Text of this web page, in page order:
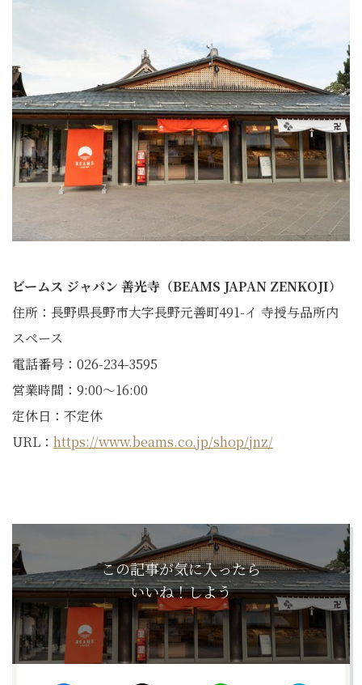
ビームス ジャパン 善光寺（BEAMS JAPAN ZENKOJI）
住所：長野県長野市大字長野元善町491-イ 寺授与品所内
スペース
電話番号：026-234-3595
営業時間：9:00〜16:00
定休日：不定休
URL： https://www.beams.co.jp/shop/jnz/
この記事が気に入ったら
いいね！しよう